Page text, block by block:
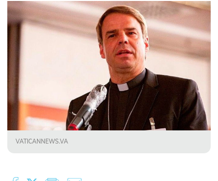
VATICANNEWS.VA